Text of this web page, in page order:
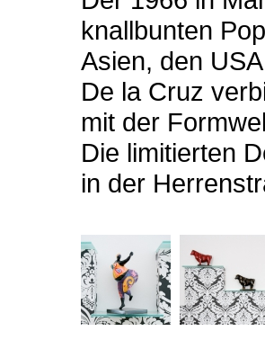
knallbunten
Asien, den USA
De la Cruz
mit der
Die limitierten
in der